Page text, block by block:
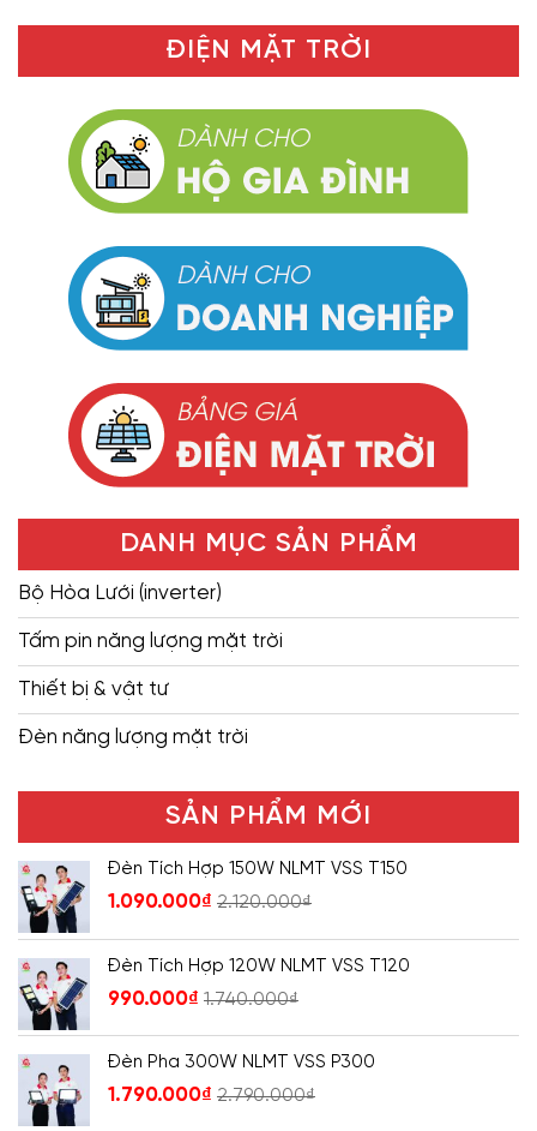
ĐIỆN MẶT TRỜI
DANH MỤC SẢN PHẨM
Bộ Hòa Lưới (inverter)
Tấm pin năng lượng mặt trời
Thiết bị & vật tư
Đèn năng lượng mặt trời
SẢN PHẨM MỚI
Đèn Tích Hợp 150W NLMT VSS T150
1.090.000₫ 2.120.000₫
Đèn Tích Hợp 120W NLMT VSS T120
990.000₫ 1.740.000₫
Đèn Pha 300W NLMT VSS P300
1.790.000₫ 2.790.000₫